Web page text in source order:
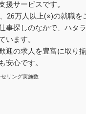
援サービスです。
26万人以上(※)の就職
事探しのなかで、ハタ
います。
迎の求人を豊富に取り
安心です。
リング実施数